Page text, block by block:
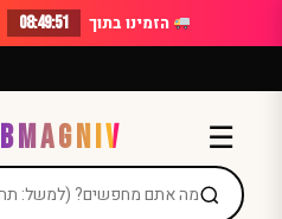
to
הזמינו בתוך 08:49:51
☰
BMAGNIV